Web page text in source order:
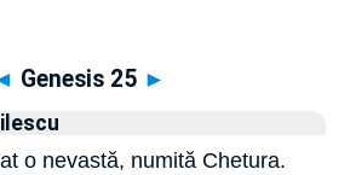
Genesis 25 ►
o nevastă, numită Chetura.